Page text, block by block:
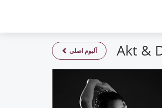
آلبوم اصلی Akt &